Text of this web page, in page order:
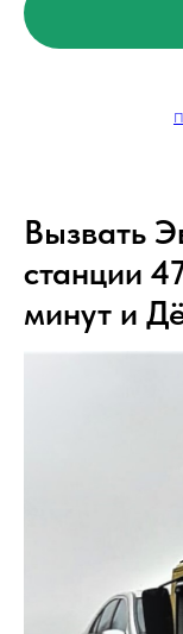
Вызвать
станции
минут и